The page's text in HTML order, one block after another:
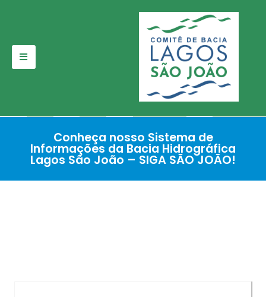
para
Conheça nosso Sistema de
Informações da Bacia Hidrográfica
Lagos São João – SIGA SÃO JOÃO!